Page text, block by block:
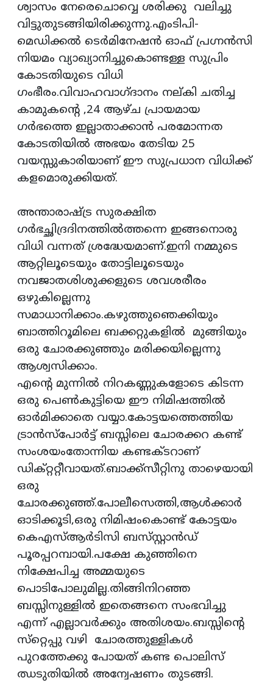
ശ്വാസം നേരെചൊവ്വെ ശരിക്കു വലിച്ചു
വിട്ടുതുടങ്ങിയിരിക്കുന്നു.എംടിപി-
മെഡിക്കല്‍ ടെര്‍മിനേഷന്‍ ഓഫ് പ്രഗ്നന്‍സി
നിയമം വ്യാഖ്യാനിച്ചുകൊണ്ടള്ള സുപ്രിം
കോടതിയുടെ വിധി
ഗംഭീരം.വിവാഹവാഗ്ദാനം നല്കി ചതിച്ച
കാമുകന്റെ ,24 ആഴ്ച പ്രായമായ
ഗര്‍ഭത്തെ ഇല്ലാതാക്കാന്‍ പരമോന്നത
കോടതിയില്‍ അഭയം തേടിയ 25
വയസ്സുകാരിയാണ് ഈ സുപ്രധാന വിധിക്ക്
കളമൊരുക്കിയത്.
അന്താരാഷ്ട്ര സുരക്ഷിത
ഗര്‍ഭച്ഛിദ്രദിനത്തില്‍ത്തന്നെ ഇങ്ങനൊരു
വിധി വന്നത് ശ്രദ്ധേയമാണ്.ഇനി നമ്മുടെ
ആറ്റിലൂടെയും തോട്ടിലൂടെയും
നവജാതശിശുക്കളുടെ ശവശരീരം
ഒഴുകില്ലെന്നു
സമാധാനിക്കാം.കഴുത്തുഞെക്കിയും
ബാത്തിറൂമിലെ ബക്കറ്റുകളില്‍ മുങ്ങിയും
ഒരു ചോരക്കുഞ്ഞും മരിക്കയില്ലെന്നു
ആശ്വസിക്കാം.
എന്റെ മുന്നില്‍ നിറകണ്ണുകളോടെ കിടന്ന
ഒരു പെണ്‍കുട്ടിയെ ഈ നിമിഷത്തില്‍
ഓര്‍മിക്കാതെ വയ്യാ.കോട്ടയത്തെത്തിയ
ട്രാന്‍സ്‌പോര്‍ട്ട് ബസ്സിലെ ചോരക്കറ കണ്ട്
സംശയംതോന്നിയ കണ്ടക്ടറാണ്
ഡിക്റ്ററ്റീവായത്.ബാക്ക്‌സീറ്റിനു താഴെയായി
ഒരു
ചോരക്കുഞ്ഞ്.പോലീസെത്തി,ആള്‍ക്കാര്‍
ഓടിക്കൂടി,ഒരു നിമിഷംകൊണ്ട് കോട്ടയം
കെഎസ്ആര്‍ടിസി ബസ്‌സ്റ്റാന്‍ഡ്
പൂരപ്പറമ്പായി.പക്ഷേ കുഞ്ഞിനെ
നിക്ഷേപിച്ച അമ്മയുടെ
പൊടിപോലുമില്ല.തിങ്ങിനിറഞ്ഞ
ബസ്സിനുള്ളില്‍ ഇതെങ്ങനെ സംഭവിച്ചു
എന്ന് എല്ലാവര്‍ക്കും അതിശയം.ബസ്സിന്റെ
സ്‌റ്റെപ്പു വഴി ചോരത്തുള്ളികള്‍
പുറത്തേക്കു പോയത് കണ്ട പൊലിസ്
ഝടുതിയില്‍ അന്വേഷണം തുടങ്ങി.